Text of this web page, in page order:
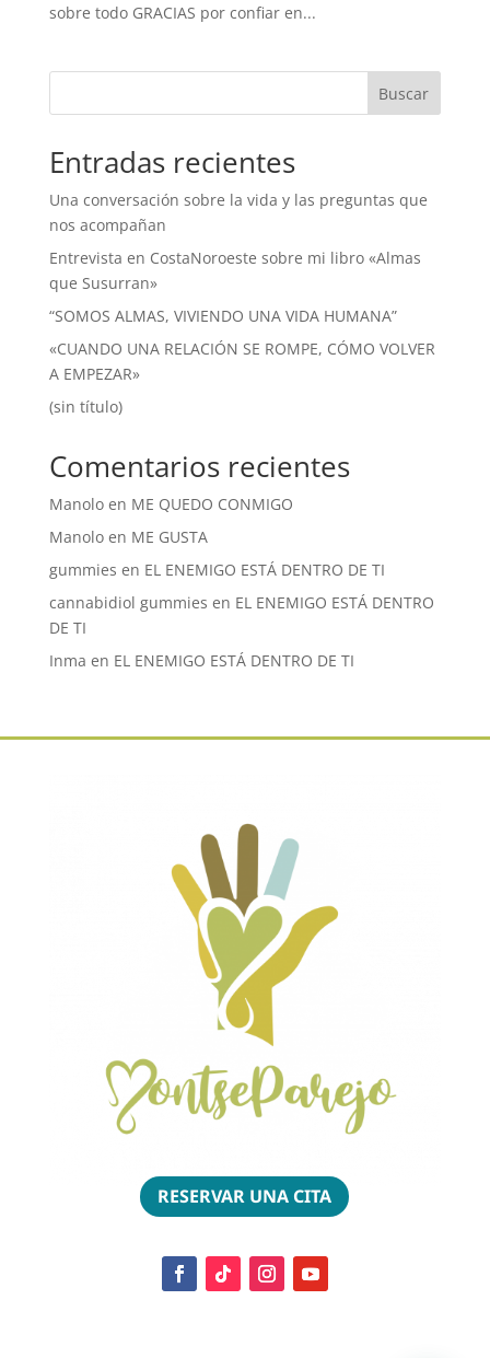
sobre todo GRACIAS por confiar en...
Buscar
Entradas recientes
Una conversación sobre la vida y las preguntas que
nos acompañan
Entrevista en CostaNoroeste sobre mi libro «Almas
que Susurran»
“SOMOS ALMAS, VIVIENDO UNA VIDA HUMANA”
«CUANDO UNA RELACIÓN SE ROMPE, CÓMO VOLVER
A EMPEZAR»
(sin título)
Comentarios recientes
Manoloen ME QUEDO CONMIGO
Manoloen ME GUSTA
gummies en EL ENEMIGO ESTÁ DENTRO DE TI
cannabidiol gummies en EL ENEMIGO ESTÁ DENTRO
DE TI
Inma en EL ENEMIGO ESTÁ DENTRO DE TI
RESERVAR UNA CITA